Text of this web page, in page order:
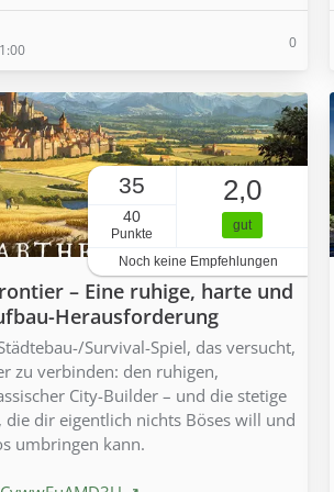
0
35
40
Punkte
2,0
gut
Noch keine Empfehlungen
– Eine ruhige, harte und
Herausforderung
Survival-Spiel, das versucht,
zu verbinden: den ruhigen,
City-Builder – und die stetige
dir eigentlich nichts Böses will und
umbringen kann.